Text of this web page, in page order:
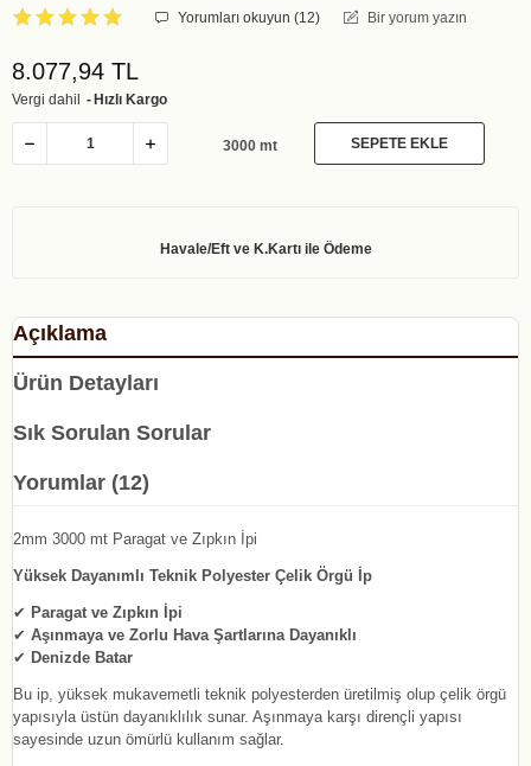
Yorumları okuyun (12) Bir yorum yazın
8.077,94 TL
Vergi dahil Hızlı Kargo
3000 mt SEPETE EKLE
Açıklama
Ürün Detayları
Sık Sorulan Sorular
Yorumlar (12)
2mm 3000 mt Paragat ve Zıpkın İpi
Yüksek Dayanımlı Teknik Polyester Çelik Örgü İp
✔ Paragat ve Zıpkın İpi
✔ Aşınmaya ve Zorlu Hava Şartlarına Dayanıklı
✔ Denizde Batar
Bu ip, yüksek mukavemetli teknik polyesterden üretilmiş olup çelik örgü
yapısıyla üstün dayanıklılık sunar. Aşınmaya karşı dirençli yapısı
sayesinde uzun ömürlü kullanım sağlar.